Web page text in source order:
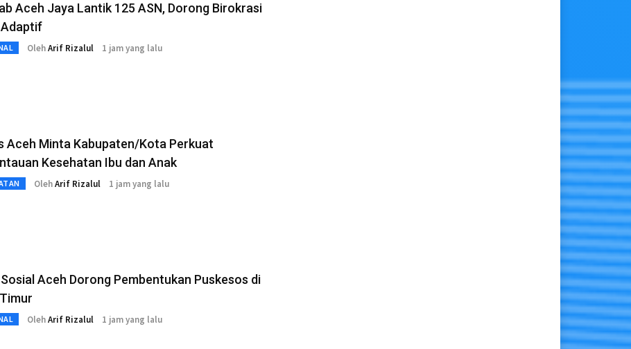
Aceh Jaya Lantik 125 ASN, Dorong Birokrasi
OlehArif Rizalul 1 jam yang lalu
Aceh Minta Kabupaten/Kota Perkuat
Kesehatan Ibu dan Anak
OlehArif Rizalul 1 jam yang lalu
Aceh Dorong Pembentukan Puskesos di
OlehArif Rizalul 1 jam yang lalu